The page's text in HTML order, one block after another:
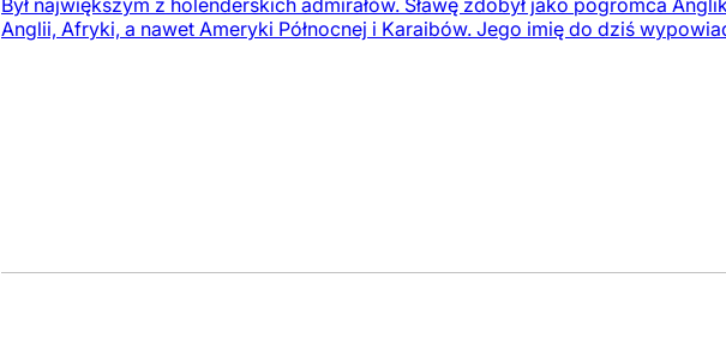
Był największym z holenderskich admirałów. Sławę zdobył jako pogromca
Anglii, Afryki, a nawet Ameryki Północnej i Karaibów. Jego imię do dziś